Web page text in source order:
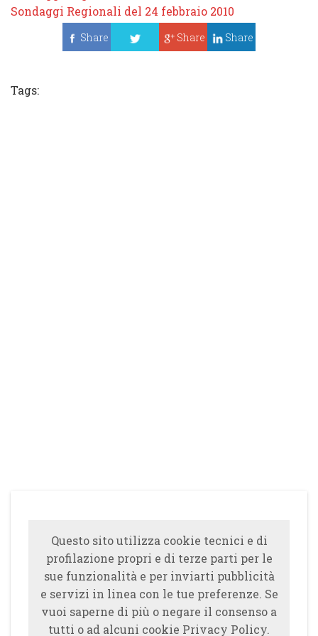
Sondaggi Regionali del 24 febbraio 2010
Share
Share Share
Tags:
Questo sito utilizza cookie tecnici e di
profilazione propri e di terze parti per le
sue funzionalità e per inviarti pubblicità
e servizi in linea con le tue preferenze. Se
vuoi saperne di più o negare il consenso a
tutti o ad alcuni cookie Privacy Policy.